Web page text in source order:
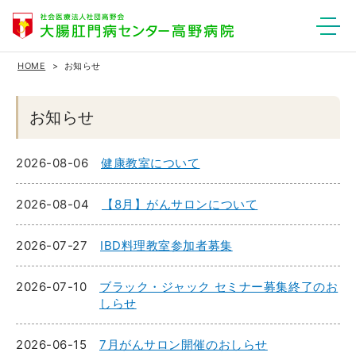
HOME お知らせ
お知らせ
2026-08-06 健康教室について
2026-08-04 【8月】がんサロンについて
2026-07-27 IBD料理教室参加者募集
2026-07-10
ブラック・ジャック セミナー募集終了のお
しらせ
2026-06-15 7月がんサロン開催のおしらせ